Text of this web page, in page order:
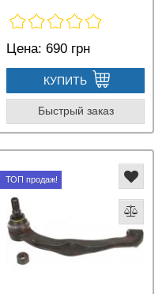
Цена: 690 грн
КУПИТЬ
Быстрый заказ
ТОП продаж!